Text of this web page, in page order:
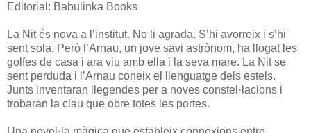
Editorial: Babulinka Books
La Nit és nova a l’institut. No li agrada. S’hi avorreix i s’hi
sent sola. Però l’Arnau, un jove savi astrònom, ha llogat les
golfes de casa i ara viu amb ella i la seva mare. La Nit se
sent perduda i l’Arnau coneix el llenguatge dels estels.
Junts inventaran llegendes per a noves constel·lacions i
trobaran la clau que obre totes les portes.